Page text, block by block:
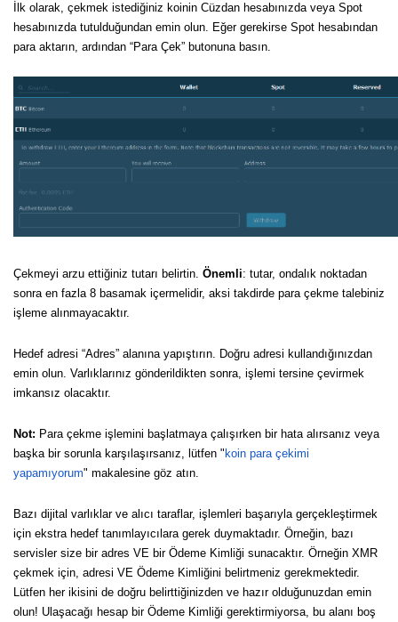
İlk olarak, çekmek istediğiniz koinin Cüzdan hesabınızda veya Spot
hesabınızda tutulduğundan emin olun. Eğer gerekirse Spot hesabından
para aktarın, ardından “Para Çek” butonuna basın.
Çekmeyi arzu ettiğiniz tutarı belirtin. Önemli: tutar, ondalık noktadan
sonra en fazla 8 basamak içermelidir, aksi takdirde para çekme talebiniz
işleme alınmayacaktır.
Hedef adresi “Adres” alanına yapıştırın. Doğru adresi kullandığınızdan
emin olun. Varlıklarınız gönderildikten sonra, işlemi tersine çevirmek
imkansız olacaktır.
Not: Para çekme işlemini başlatmaya çalışırken bir hata alırsanız veya
başka bir sorunla karşılaşırsanız, lütfen " koin para çekimi
yapamıyorum" makalesine göz atın.
Bazı dijital varlıklar ve alıcı taraflar, işlemleri başarıyla gerçekleştirmek
için ekstra hedef tanımlayıcılara gerek duymaktadır. Örneğin, bazı
servisler size bir adres VE bir Ödeme Kimliği sunacaktır. Örneğin XMR
çekmek için, adresi VE Ödeme Kimliğini belirtmeniz gerekmektedir.
Lütfen her ikisini de doğru belirttiğinizden ve hazır olduğunuzdan emin
olun! Ulaşacağı hesap bir Ödeme Kimliği gerektirmiyorsa, bu alanı boş